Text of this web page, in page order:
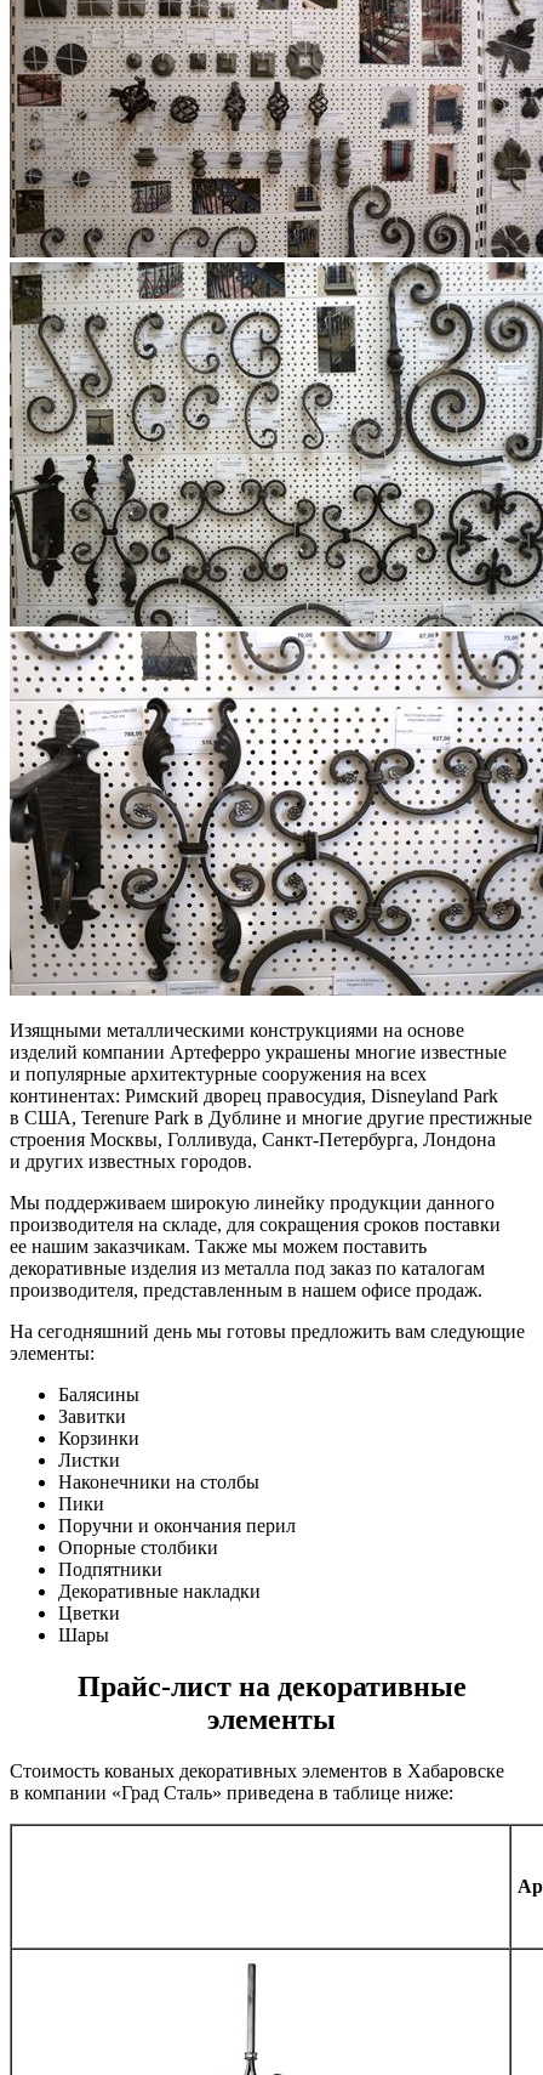
Изящными металлическими конструкциями на основе
изделий компании Артеферро украшены многие известные
и популярные архитектурные сооружения на всех
континентах: Римский дворец правосудия, Disneyland Park
в США, Terenure Park в Дублине и многие другие престижные
строения Москвы, Голливуда, Санкт-Петербурга, Лондона
и других известных городов.
Мы поддерживаем широкую линейку продукции данного
производителя на складе, для сокращения сроков поставки
ее нашим заказчикам. Также мы можем поставить
декоративные изделия из металла под заказ по каталогам
производителя, представленным в нашем офисе продаж.
На сегодняшний день мы готовы предложить вам следующие
элементы:
Балясины
Завитки
Корзинки
Листки
Наконечники на столбы
Пики
Поручни и окончания перил
Опорные столбики
Подпятники
Декоративные накладки
Цветки
Шары
Прайс-лист на декоративные
элементы
Стоимость кованых декоративных элементов в Хабаровске
в компании «Град Сталь» приведена в таблице ниже: